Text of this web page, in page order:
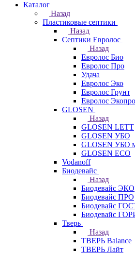
Каталог
Назад
Пластиковые септики
Назад
Септики Евролос
Назад
Евролос Био
Евролос Про
Удача
Евролос Эко
Евролос Грунт
Евролос
GLOSEN
Назад
GLOSEN LETT
GLOSEN УБО
GLOSEN УБО
GLOSEN ECO
Vodanoff
Биодевайс
Назад
Биодевайс ЭКО
Биодевайс ПРО
Биодевайс
Биодевайс
Тверь
Назад
ТВЕРЬ Balance
ТВЕРЬ Лайт